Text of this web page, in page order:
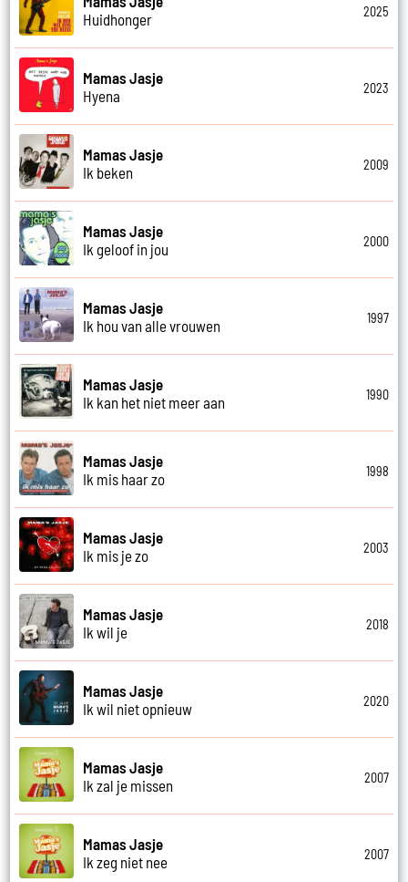
Huidhonger
2025
Mamas Jasje
Hyena
2023
Mamas Jasje
Ik beken
2009
Mamas Jasje
Ik geloof in jou
2000
Mamas Jasje
Ik hou van alle vrouwen
1997
Mamas Jasje
Ik kan het niet meer aan
1990
Mamas Jasje
Ik mis haar zo
1998
Mamas Jasje
Ik mis je zo
2003
Mamas Jasje
Ik wil je
2018
Mamas Jasje
Ik wil niet opnieuw
2020
Mamas Jasje
Ik zal je missen
2007
Mamas Jasje
Ik zeg niet nee
2007